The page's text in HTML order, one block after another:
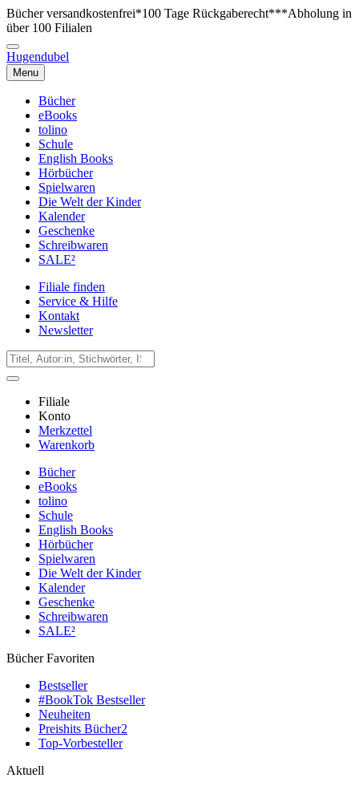
Bücher versandkostenfrei*100 Tage Rückgaberecht***Abholung in
über 100 Filialen
Hugendubel
Menu
Bücher
eBooks
tolino
Schule
English Books
Hörbücher
Spielwaren
Die Welt der Kinder
Kalender
Geschenke
Schreibwaren
SALE²
Filiale finden
Service & Hilfe
Kontakt
Newsletter
Filiale
Konto
Merkzettel
Warenkorb
Bücher
eBooks
tolino
Schule
English Books
Hörbücher
Spielwaren
Die Welt der Kinder
Kalender
Geschenke
Schreibwaren
SALE²
Bücher Favoriten
Bestseller
#BookTok Bestseller
Neuheiten
Preishits Bücher2
Top-Vorbesteller
Aktuell